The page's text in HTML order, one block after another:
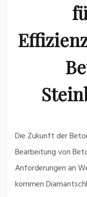
Die Zukunft der
Bearbeitung von
Anforderungen an
kommen